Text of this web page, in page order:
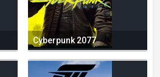
Cyberpunk 2077